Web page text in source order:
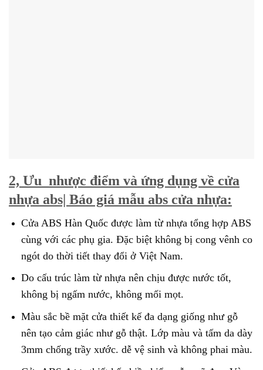
2, Ưu nhược điểm và ứng dụng về cửa
nhựa abs| Báo giá mẫu abs cửa nhựa:
Cửa ABS Hàn Quốc được làm từ nhựa tổng hợp ABS
cùng với các phụ gia. Đặc biệt không bị cong vênh co
ngót do thời tiết thay đổi ở Việt Nam.
Do cấu trúc làm từ nhựa nên chịu được nước tốt,
không bị ngấm nước, không mối mọt.
Màu sắc bề mặt cửa thiết kế đa dạng giống như gỗ
nên tạo cảm giác như gỗ thật. Lớp màu và tấm da dày
3mm chống trầy xước. dễ vệ sinh và không phai màu.